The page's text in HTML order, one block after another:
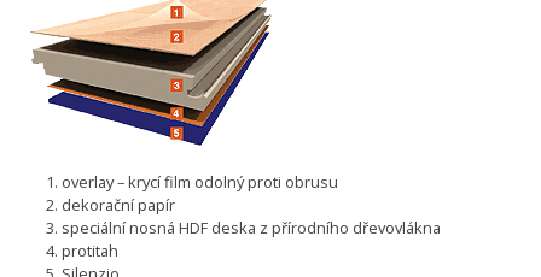
overlay – krycí film odolný proti obrusu
dekorační papír
speciální nosná HDF deska z přírodního dřevovlákna
protitah